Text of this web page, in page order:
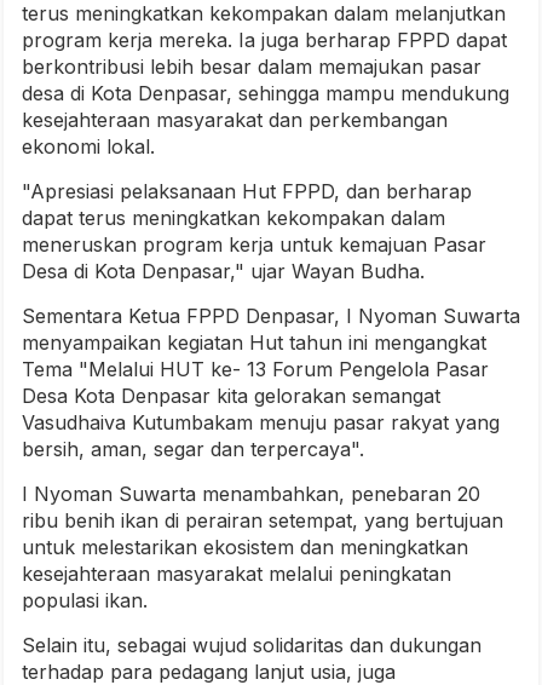
terus meningkatkan kekompakan dalam melanjutkan
program kerja mereka. Ia juga berharap FPPD dapat
berkontribusi lebih besar dalam memajukan pasar
desa di Kota Denpasar, sehingga mampu mendukung
kesejahteraan masyarakat dan perkembangan
ekonomi lokal.
"Apresiasi pelaksanaan Hut FPPD, dan berharap
dapat terus meningkatkan kekompakan dalam
meneruskan program kerja untuk kemajuan Pasar
Desa di Kota Denpasar," ujar Wayan Budha.
Sementara Ketua FPPD Denpasar, I Nyoman Suwarta
menyampaikan kegiatan Hut tahun ini mengangkat
Tema "Melalui HUT ke- 13 Forum Pengelola Pasar
Desa Kota Denpasar kita gelorakan semangat
Vasudhaiva Kutumbakam menuju pasar rakyat yang
bersih, aman, segar dan terpercaya".
I Nyoman Suwarta menambahkan, penebaran 20
ribu benih ikan di perairan setempat, yang bertujuan
untuk melestarikan ekosistem dan meningkatkan
kesejahteraan masyarakat melalui peningkatan
populasi ikan.
Selain itu, sebagai wujud solidaritas dan dukungan
terhadap para pedagang lanjut usia, juga